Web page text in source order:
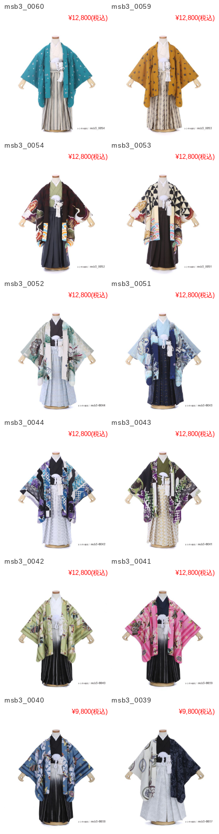
msb3_0060
¥12,800(税込)
msb3_0059
¥12,800(税込)
msb3_0054
¥12,800(税込)
msb3_0053
¥12,800(税込)
msb3_0052
¥12,800(税込)
msb3_0051
¥12,800(税込)
msb3_0044
¥12,800(税込)
msb3_0043
¥12,800(税込)
msb3_0042
¥12,800(税込)
msb3_0041
¥12,800(税込)
msb3_0040
¥9,800(税込)
msb3_0039
¥9,800(税込)